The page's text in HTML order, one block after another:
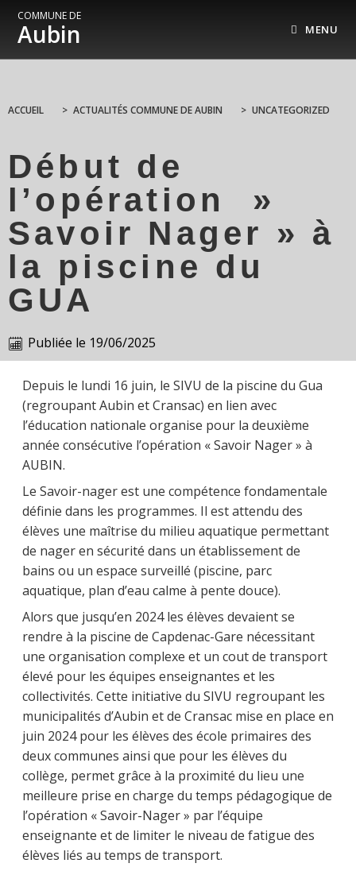
COMMUNE DE
Aubin MENU
ACCUEIL > ACTUALITÉS COMMUNE DE AUBIN > UNCATEGORIZED
Début de
l’opération »
Savoir Nager » à
la piscine du
GUA
Publiée le 19/06/2025
Depuis le lundi 16 juin, le SIVU de la piscine du Gua
(regroupant Aubin et Cransac) en lien avec
l’éducation nationale organise pour la deuxième
année consécutive l’opération « Savoir Nager » à
AUBIN.
Le Savoir-nager est une compétence fondamentale
définie dans les programmes. Il est attendu des
élèves une maîtrise du milieu aquatique permettant
de nager en sécurité dans un établissement de
bains ou un espace surveillé (piscine, parc
aquatique, plan d’eau calme à pente douce).
Alors que jusqu’en 2024 les élèves devaient se
rendre à la piscine de Capdenac-Gare nécessitant
une organisation complexe et un cout de transport
élevé pour les équipes enseignantes et les
collectivités. Cette initiative du SIVU regroupant les
municipalités d’Aubin et de Cransac mise en place en
juin 2024 pour les élèves des école primaires des
deux communes ainsi que pour les élèves du
collège, permet grâce à la proximité du lieu une
meilleure prise en charge du temps pédagogique de
l’opération « Savoir-Nager » par l’équipe
enseignante et de limiter le niveau de fatigue des
élèves liés au temps de transport.